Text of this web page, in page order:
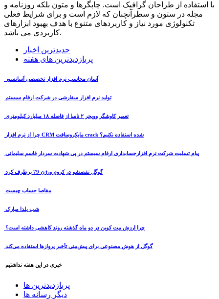
با استفاده از طراحان گرافیک است. چاپگرها و متون بلکه روزنامه و
مجله در ستون و سطرآنچنان که لازم است و برای شرایط فعلی
تکنولوژی مورد نیاز و کاربردهای متنوع با هدف بهبود ابزارهای
کاربردی می باشد.
جدیدترین اخبار
پربازدیدترین های هفته
آسان محاسب نرم افزار تخصصی آسانسور
تولید نرم افزار سفارشی در شرکت ارقام سیستم
تعمیر کاوشگر وویجر ۲ ناسا از فاصله ۱۸ میلیارد کیلومتری
چرا از نرم افزار CRM مایکروسافت crack شده استفاده نکنیم؟
پیام تسلیت شرکت نرم افزارحسابداری ارقام سیستم در پی شهادت سردار قاسم سلیمانی
گوگل نقصشو در کروم ورژن 79 برطرف کرد
مفاصا حساب چیست
شب یلدا مبارک
چرا ارزش بیت کوین در دو ماه گذشته روند کاهشی داشته است؟
گوگل از هوش مصنوعی برای پیش‌بینی تأخیر پروازها استفاده می‌کند
خبری در این هفته نداشتیم
پربازدیدترین ها
دیگر رسانه ها